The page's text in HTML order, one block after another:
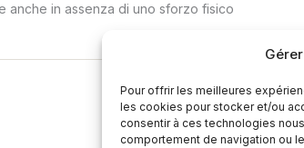
Pour offrir les meilleures
les cookies pour stocker et/ou
consentir à ces technologies
comportement de navigation ou
anche in assenza di uno sforzo fisico
Articolo successivo